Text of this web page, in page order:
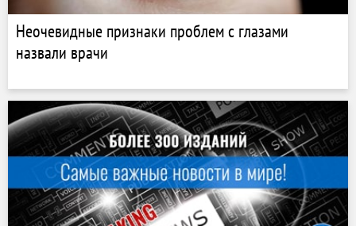
Неочевидные признаки проблем с глазами
назвали врачи